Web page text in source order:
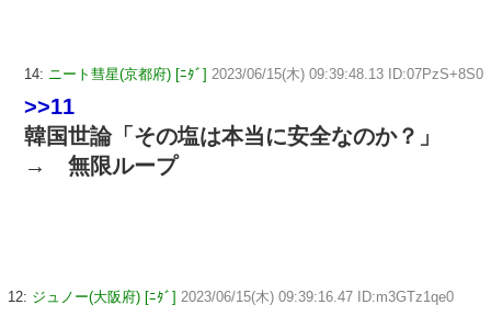
14: ニート彗星(京都府) [ﾆﾀﾞ] 2023/06/15(木) 09:39:48.13 ID:07PzS+8S0
>>11
韓国世論「その塩は本当に安全なのか？」
→ 無限ループ
12: ジュノー(大阪府) [ﾆﾀﾞ] 2023/06/15(木) 09:39:16.47 ID:m3GTz1qe0